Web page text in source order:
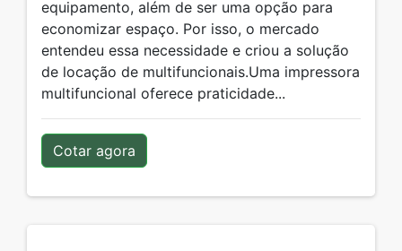
equipamento, além de ser uma opção para
economizar espaço. Por isso, o mercado
entendeu essa necessidade e criou a solução
de locação de multifuncionais.Uma impressora
multifuncional oferece praticidade...
Cotar agora